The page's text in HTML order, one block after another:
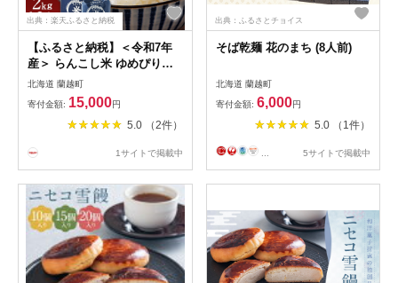
出典：楽天ふるさと納税
【ふるさと納税】＜令和7年
産＞ らんこし米 ゆめぴりか
＜選べる内容量＞ 2kg / 5kg /
10kg お米 米 白米 精米 令和7
年産米 ご飯 ブランド米 国産
北海道産 常温 単一原料米 お
蘭越町【2025年10月下旬～
北海道 蘭越町
寄付金額: 15,000円
5.0 （2件）
1サイトで掲載中
出典：ふるさとチョイス
そば乾麺 花のまち (8人前)
北海道 蘭越町
寄付金額: 6,000円
5.0 （1件）
5サイトで掲載中